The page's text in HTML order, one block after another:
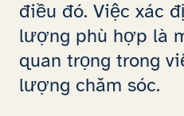
điều đó. Việc xác
lượng phù hợp là
quan trọng trong
lượng chăm sóc.